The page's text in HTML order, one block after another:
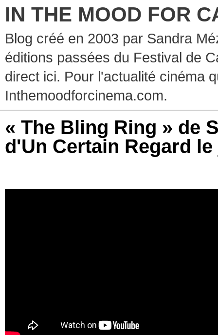
IN THE MOOD FOR
Blog créé en 2003 par Sandra
éditions passées du Festival de
direct ici. Pour l'actualité cinéma
Inthemoodforcinema.com.
« The Bling Ring » de
d'Un Certain Regard